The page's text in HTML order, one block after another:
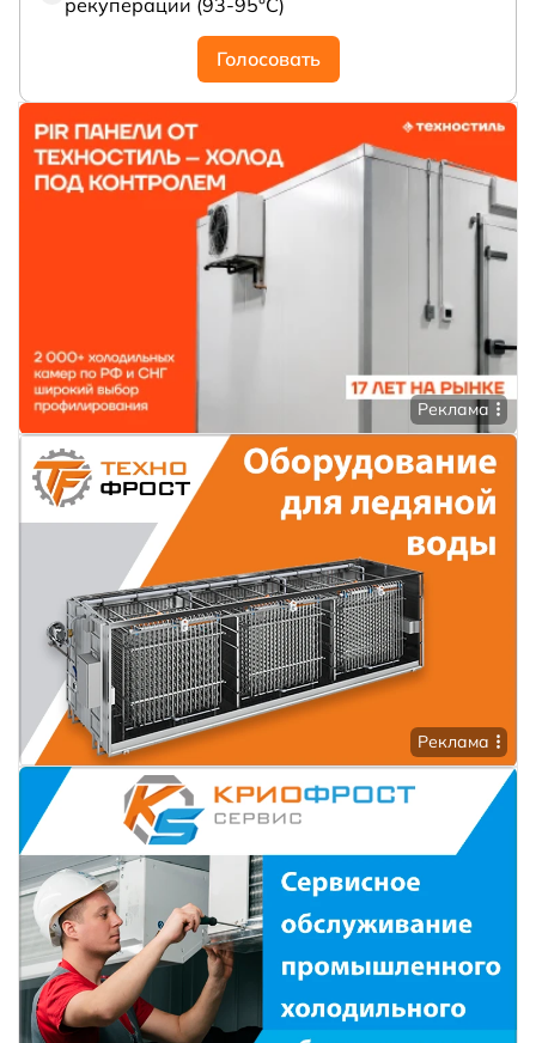
Голосовать
Реклама
Реклама